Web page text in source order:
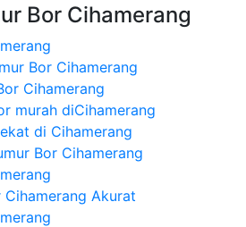
Bor Cihamerang
Bor Cihamerang
Cihamerang
murah diCihamerang
di Cihamerang
Bor Cihamerang
Cihamerang Akurat